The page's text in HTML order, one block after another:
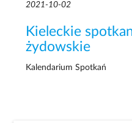
2021-10-02
Kieleckie
żydowskie
Kalendarium Spotkań